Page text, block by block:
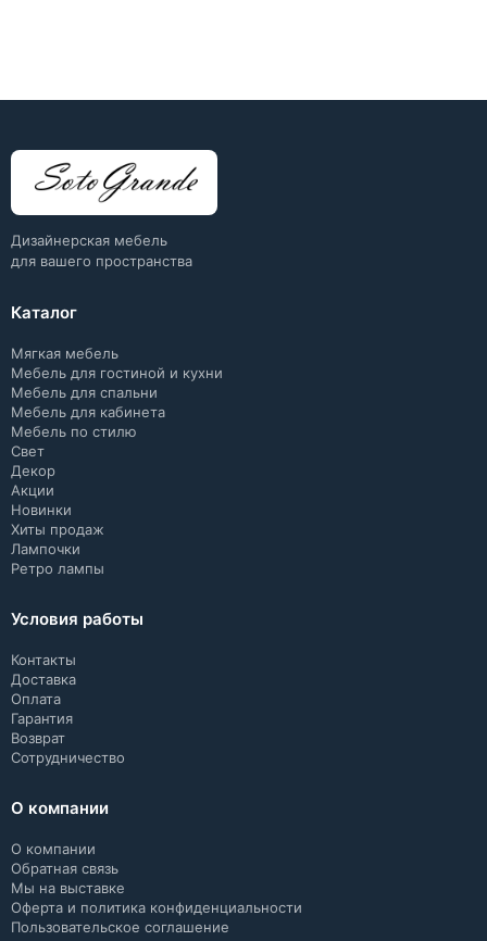
Дизайнерская мебель
для вашего пространства
Каталог
Мягкая мебель
Мебель для гостиной и кухни
Мебель для спальни
Мебель для кабинета
Мебель по стилю
Свет
Декор
Акции
Новинки
Хиты продаж
Лампочки
Ретро лампы
Условия работы
Контакты
Доставка
Оплата
Гарантия
Возврат
Сотрудничество
О компании
О компании
Обратная связь
Мы на выставке
Оферта и политика конфиденциальности
Пользовательское соглашение